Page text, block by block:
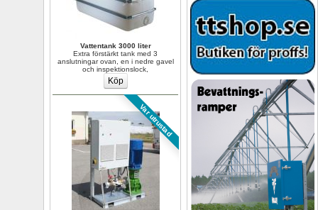
Vattentank 3000 liter
Extra förstärkt tank med 3
anslutningar ovan, en i nedre gavel
och inspektionslock,
Var utrustad